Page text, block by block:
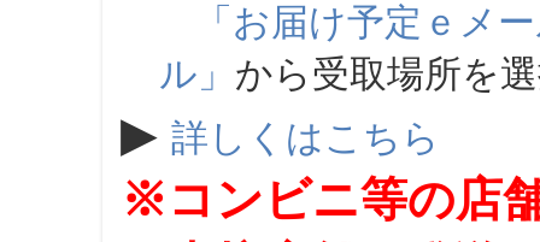
「お届け予定ｅメ
ル」 から受取場所を
▶ 詳しくはこちら
※コンビニ等の店